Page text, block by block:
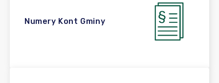
Numery Kont Gminy